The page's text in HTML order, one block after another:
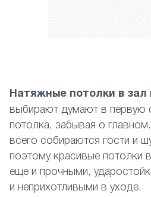
Натяжные потолки в зал
выбирают думают в первую
потолка, забывая о
всего собираются гости и
поэтому красивые потолки
еще и прочными,
и неприхотливыми в уходе.